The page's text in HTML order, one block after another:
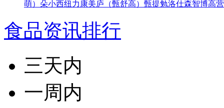
萌） 朵小西纽力康美庐（甄舒高） 甄提勉洛仕森智博高
食品资讯排行
三天内
一周内